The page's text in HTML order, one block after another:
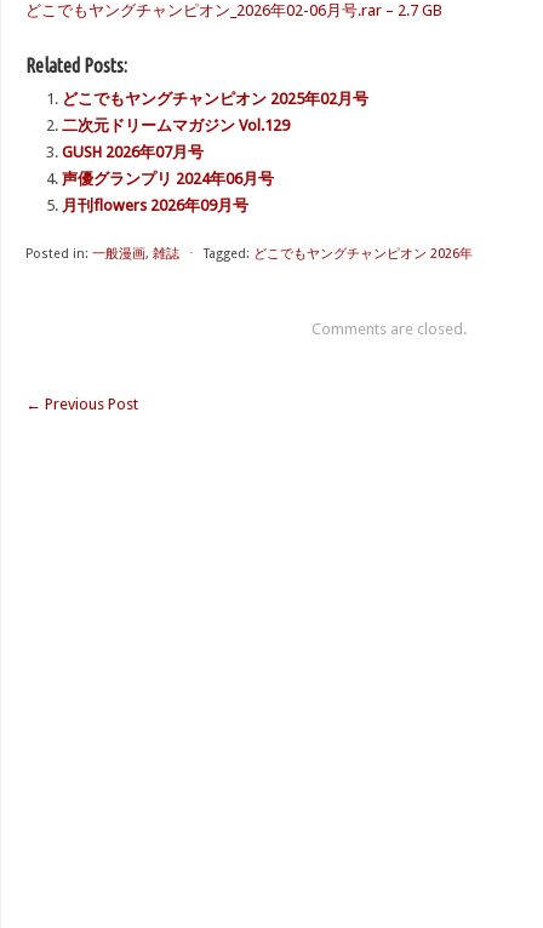
どこでもヤングチャンピオン_2026年02-06月号.rar – 2.7 GB
Related Posts:
どこでもヤングチャンピオン 2025年02月号
二次元ドリームマガジン Vol.129
GUSH 2026年07月号
声優グランプリ 2024年06月号
月刊flowers 2026年09月号
Posted in: 一般漫画, 雑誌 ⋅ Tagged: どこでもヤングチャンピオン 2026年
Comments are closed.
← Previous Post